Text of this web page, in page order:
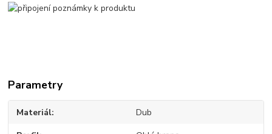
Parametry
Materiál Dub